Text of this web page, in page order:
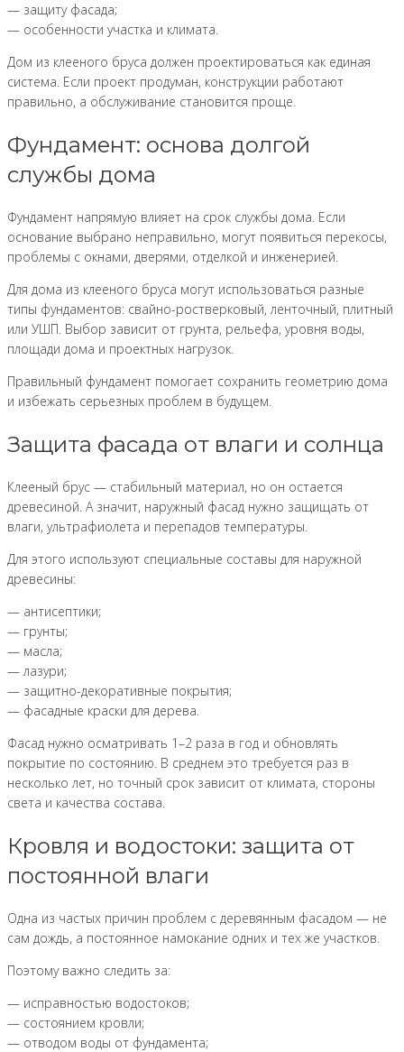
— защиту фасада;
— особенности участка и климата.
Дом из клееного бруса должен проектироваться как единая
система. Если проект продуман, конструкции работают
правильно, а обслуживание становится проще.
Фундамент: основа долгой
службы дома
Фундамент напрямую влияет на срок службы дома. Если
основание выбрано неправильно, могут появиться перекосы,
проблемы с окнами, дверями, отделкой и инженерией.
Для дома из клееного бруса могут использоваться разные
типы фундаментов: свайно-ростверковый, ленточный, плитный
или УШП. Выбор зависит от грунта, рельефа, уровня воды,
площади дома и проектных нагрузок.
Правильный фундамент помогает сохранить геометрию дома
и избежать серьезных проблем в будущем.
Защита фасада от влаги и солнца
Клееный брус — стабильный материал, но он остается
древесиной. А значит, наружный фасад нужно защищать от
влаги, ультрафиолета и перепадов температуры.
Для этого используют специальные составы для наружной
древесины:
— антисептики;
— грунты;
— масла;
— лазури;
— защитно-декоративные покрытия;
— фасадные краски для дерева.
Фасад нужно осматривать 1–2 раза в год и обновлять
покрытие по состоянию. В среднем это требуется раз в
несколько лет, но точный срок зависит от климата, стороны
света и качества состава.
Кровля и водостоки: защита от
постоянной влаги
Одна из частых причин проблем с деревянным фасадом — не
сам дождь, а постоянное намокание одних и тех же участков.
Поэтому важно следить за:
— исправностью водостоков;
— состоянием кровли;
— отводом воды от фундамента;